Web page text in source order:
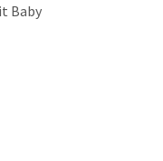
Baby